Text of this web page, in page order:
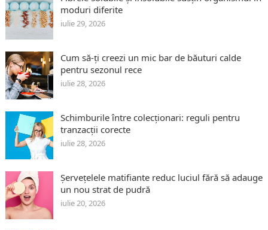
moduri diferite
iulie 29, 2026
Cum să-ți creezi un mic bar de băuturi calde
pentru sezonul rece
iulie 28, 2026
Schimburile între colecționari: reguli pentru
tranzacții corecte
iulie 28, 2026
Șervețelele matifiante reduc luciul fără să adauge
un nou strat de pudră
iulie 20, 2026